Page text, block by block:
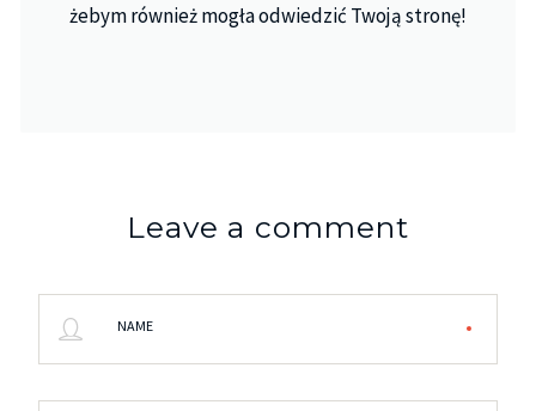
żebym również mogła odwiedzić Twoją stronę!
Leave a comment
NAME